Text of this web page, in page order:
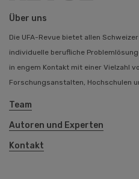
Über uns
Die UFA-Revue bietet allen
individuelle berufliche
in engem Kontakt mit einer Vielzahl
Forschungsanstalten, Hochschulen
Team
Autoren und Experten
Kontakt